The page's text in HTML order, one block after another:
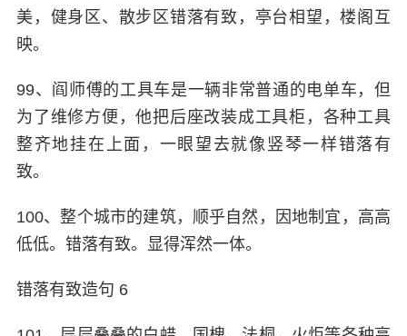
美，健身区、散步区错落有致，亭台相望，楼阁互
映。
99、阎师傅的工具车是一辆非常普通的电单车，但
为了维修方便，他把后座改装成工具柜，各种工具
整齐地挂在上面，一眼望去就像竖琴一样错落有
致。
100、整个城市的建筑，顺乎自然，因地制宜，高高
低低。错落有致。显得浑然一体。
错落有致造句 6